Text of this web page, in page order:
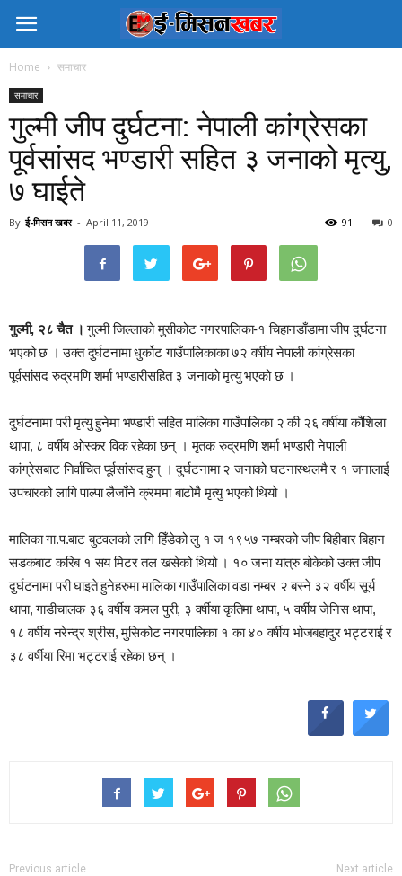
Home समाचार
समाचार
गुल्मी जीप दुर्घटना: नेपाली कांग्रेसका
पूर्वसांसद भण्डारी सहित ३ जनाको मृत्यु,
७ घाईते
By ई-मिसन खबर - April 11, 2019 0
91
गुल्मी, २८ चैत । गुल्मी जिल्लाको मुसीकोट नगरपालिका-१ चिहानडाँडामा जीप दुर्घटना
भएको छ । उक्त दुर्घटनामा धुर्कोट गाउँपालिकाका ७२ वर्षीय नेपाली कांग्रेसका
पूर्वसांसद रुद्रमणि शर्मा भण्डारीसहित ३ जनाको मृत्यु भएको छ ।
दुर्घटनामा परी मृत्यु हुनेमा भण्डारी सहित मालिका गाउँपालिका २ की २६ वर्षीया कौशिला
थापा, ८ वर्षीय ओस्कर विक रहेका छन् । मृतक रुद्रमणि शर्मा भण्डारी नेपाली
कांग्रेसबाट निर्वाचित पूर्वसांसद हुन् । दुर्घटनामा २ जनाको घटनास्थलमै र १ जनालाई
उपचारको लागि पाल्पा लैजाँने क्रममा बाटोमै मृत्यु भएको थियो ।
मालिका गा.प.बाट बुटवलको लागि हिँडेको लु १ ज १९५७ नम्बरको जीप बिहीबार बिहान
सडकबाट करिब १ सय मिटर तल खसेको थियो । १० जना यात्रु बोकेको उक्त जीप
दुर्घटनामा परी घाइते हुनेहरुमा मालिका गाउँपालिका वडा नम्बर २ बस्ने ३२ वर्षीय सूर्य
थापा, गाडीचालक ३६ वर्षीय कमल पुरी, ३ वर्षीया कृतिमा थापा, ५ वर्षीय जेनिस थापा,
१८ वर्षीय नरेन्द्र श्रीस, मुसिकोट नगरपालिका १ का ४० वर्षीय भोजबहादुर भट्टराई र
३८ वर्षीया रिमा भट्टराई रहेका छन् ।
Previous article Next article